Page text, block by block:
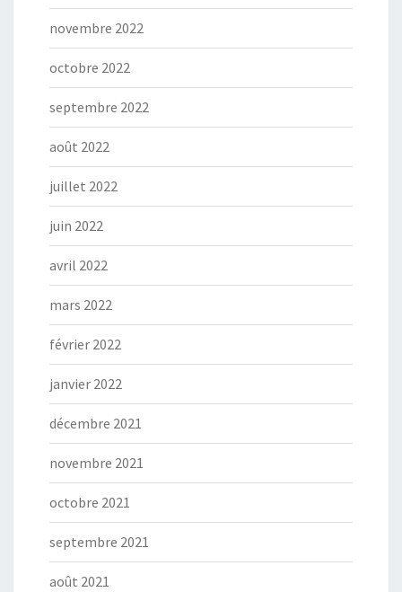
novembre 2022
octobre 2022
septembre 2022
août 2022
juillet 2022
juin 2022
avril 2022
mars 2022
février 2022
janvier 2022
décembre 2021
novembre 2021
octobre 2021
septembre 2021
août 2021